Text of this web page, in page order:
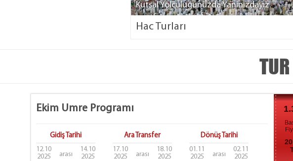
Kutsal Yolculuğunuzda Yanınızdayız.
Hac Turları
Ekim Umre Programı
Gidiş Tarihi
12.10
2025
arası
14.10
2025
Ara Transfer
17.10
2025
arası
18.10
2025
Dönüş Tarihi
01.11
2025
arası
02.11
2025